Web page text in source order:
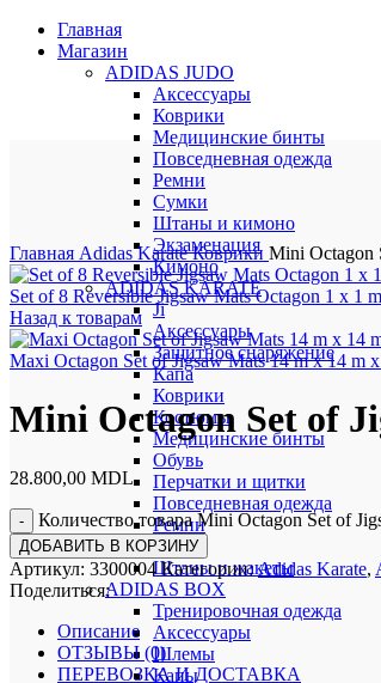
Главная
Магазин
ADIDAS JUDO
Аксессуары
Коврики
Медицинские бинты
Повседневная одежда
Ремни
Сумки
Штаны и кимоно
Экзаменация
Кимоно
ADIDAS KARATE
Ji
Аксессуары
Защитное снаряжение
Капа
Коврики
Костюмы
Медицинские бинты
Обувь
Перчатки и щитки
Повседневная одежда
Ремни
Сумки
Штаны и жакеты
ADIDAS BOX
Тренировочная одежда
Аксессуары
Шлемы
Капы
Нажмите, чтобы увеличить
Главная Adidas KarateКоврики Mini Octagon
Set of 8 Reversible Jigsaw Mats Octagon 1 x 1
Назад к товарам
Maxi Octagon Set of Jigsaw Mats 14 m x 14 m
Mini Octagon Set of
28.800,00 MDL
Количество товара Mini Octagon Set of
ДОБАВИТЬ В КОРЗИНУ
Артикул: 3300004Категории: Adidas Karate,
Поделиться:
Описание
ОТЗЫВЫ (0)
ПЕРЕВОЗКА И ДОСТАВКА